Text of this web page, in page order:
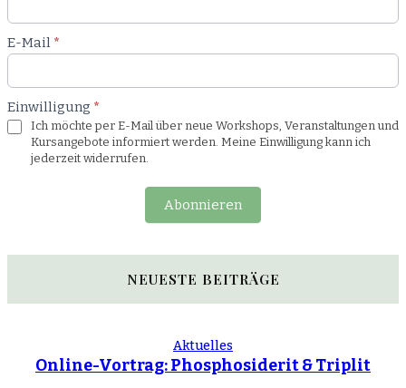
E-Mail *
Einwilligung *
Ich möchte per E-Mail über neue Workshops, Veranstaltungen und
Kursangebote informiert werden. Meine Einwilligung kann ich
jederzeit widerrufen.
Abonnieren
NEUESTE BEITRÄGE
Aktuelles
Online-Vortrag: Phosphosiderit & Triplit